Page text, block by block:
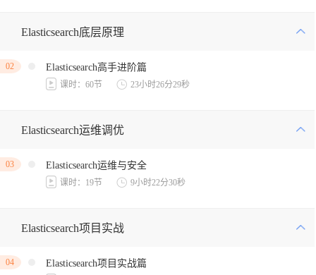
Elasticsearch底层原理
02 Elasticsearch高手进阶篇
课时：60节 23小时26分29秒
Elasticsearch运维调优
03 Elasticsearch运维与安全
课时：19节 9小时22分30秒
Elasticsearch项目实战
04 Elasticsearch项目实战篇